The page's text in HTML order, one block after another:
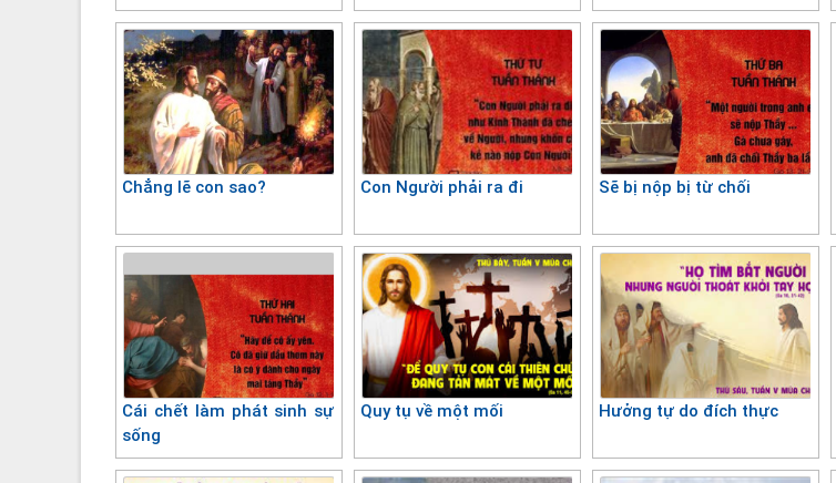
Chẳng lẽ con sao? Con Người phải ra đi Sẽ bị nộp bị từ chối
Cái chết làm phát sinh sự
sống
Quy tụ về một mối Hưởng tự do đích thực